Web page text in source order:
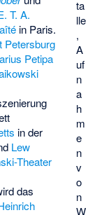
ta
lle
,
A
uf
n
a
h
m
e
n
v
o
n
W
T. A.
in Paris.
Petersburg
Petipa
in der
Lew
Theater
das